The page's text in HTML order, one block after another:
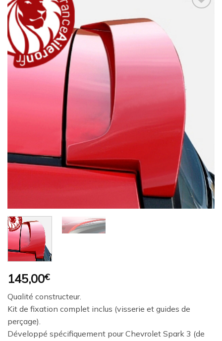
145,00€
Qualité constructeur.
Kit de fixation complet inclus (visserie et guides de
perçage).
Développé spécifiquement pour Chevrolet Spark 3 (de